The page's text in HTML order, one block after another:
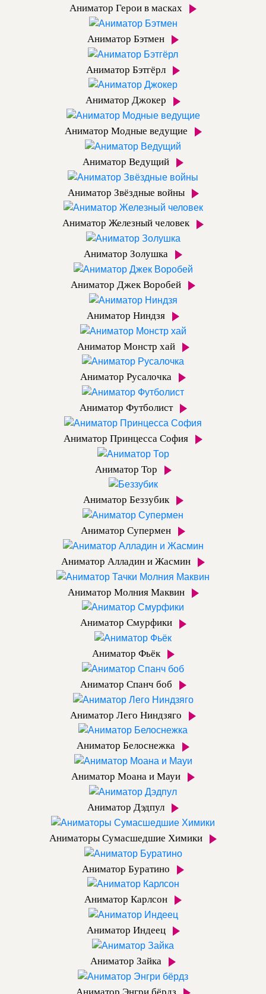
Аниматор Герои в масках
Аниматор Бэтмен
Аниматор Бэтгёрл
Аниматор Джокер
Аниматор Модные ведущие
Аниматор Ведущий
Аниматор Звёздные войны
Аниматор Железный человек
Аниматор Золушка
Аниматор Джек Воробей
Аниматор Ниндзя
Аниматор Монстр хай
Аниматор Русалочка
Аниматор Футболист
Аниматор Принцесса София
Аниматор Тор
Аниматор Беззубик
Аниматор Супермен
Аниматор Алладин и Жасмин
Аниматор Молния Маквин
Аниматор Смурфики
Аниматор Фьёк
Аниматор Спанч боб
Аниматор Лего Ниндзяго
Аниматор Белоснежка
Аниматор Моана и Мауи
Аниматор Дэдпул
Аниматоры Сумасшедшие Химики
Аниматор Буратино
Аниматор Карлсон
Аниматор Индеец
Аниматор Зайка
Аниматор Энгри бёрдз